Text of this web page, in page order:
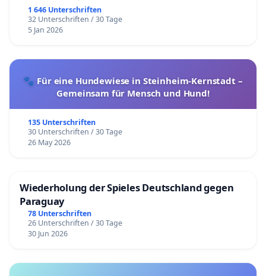
1 646 Unterschriften
32 Unterschriften / 30 Tage
5 Jan 2026
🐾 Für eine Hundewiese in Steinheim-Kernstadt –
Gemeinsam für Mensch und Hund!
135 Unterschriften
30 Unterschriften / 30 Tage
26 May 2026
Wiederholung der Spieles Deutschland gegen
Paraguay
78 Unterschriften
26 Unterschriften / 30 Tage
30 Jun 2026